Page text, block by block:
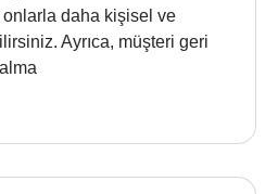
daha kişisel ve
Ayrıca, müşteri geri